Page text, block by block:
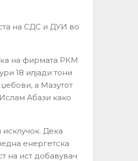
на СДС и ДУИ во
на фирмата РКМ
18 илјади тони
а Мазутот
Абази како
Дека
енергетска
на ист добавувач